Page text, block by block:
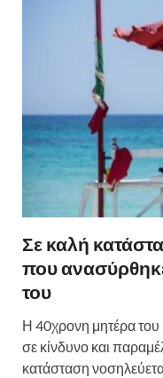
Σε καλή
που
του
Η 40χρονη μητέρα του
σε κίνδυνο και
κατάσταση